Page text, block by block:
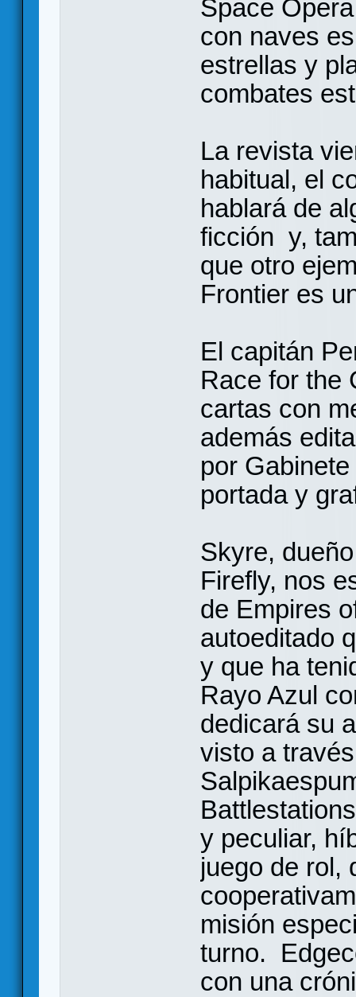
Space
con naves
estrellas y
combates
La revista
habitual, el
hablará de
ficción y,
que otro
Frontier es
El capitán
Race for the
cartas con
además
por
portada y
Skyre,
Firefly, nos
de Empires
autoeditado
y que ha
Rayo Azul
dedicará su
visto a
y peculiar,
juego de rol,
misión
turno.
con una